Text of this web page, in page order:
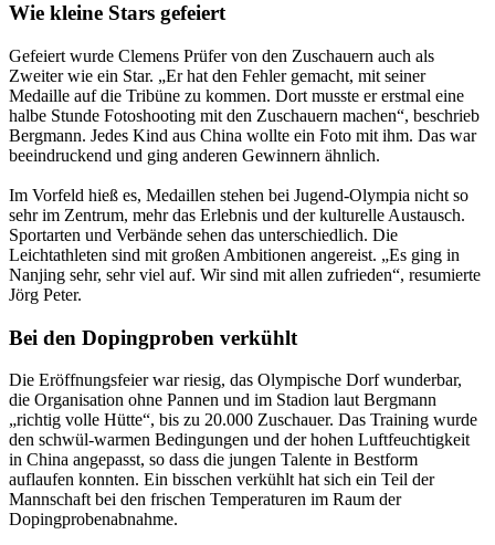
Wie kleine Stars gefeiert
Gefeiert wurde Clemens Prüfer von den Zuschauern auch als
Zweiter wie ein Star. „Er hat den Fehler gemacht, mit seiner
Medaille auf die Tribüne zu kommen. Dort musste er erstmal eine
halbe Stunde Fotoshooting mit den Zuschauern machen“, beschrieb
Bergmann. Jedes Kind aus China wollte ein Foto mit ihm. Das war
beeindruckend und ging anderen Gewinnern ähnlich.
Im Vorfeld hieß es, Medaillen stehen bei Jugend-Olympia nicht so
sehr im Zentrum, mehr das Erlebnis und der kulturelle Austausch.
Sportarten und Verbände sehen das unterschiedlich. Die
Leichtathleten sind mit großen Ambitionen angereist. „Es ging in
Nanjing sehr, sehr viel auf. Wir sind mit allen zufrieden“, resumierte
Jörg Peter.
Bei den Dopingproben verkühlt
Die Eröffnungsfeier war riesig, das Olympische Dorf wunderbar,
die Organisation ohne Pannen und im Stadion laut Bergmann
„richtig volle Hütte“, bis zu 20.000 Zuschauer. Das Training wurde
den schwül-warmen Bedingungen und der hohen Luftfeuchtigkeit
in China angepasst, so dass die jungen Talente in Bestform
auflaufen konnten. Ein bisschen verkühlt hat sich ein Teil der
Mannschaft bei den frischen Temperaturen im Raum der
Dopingprobenabnahme.